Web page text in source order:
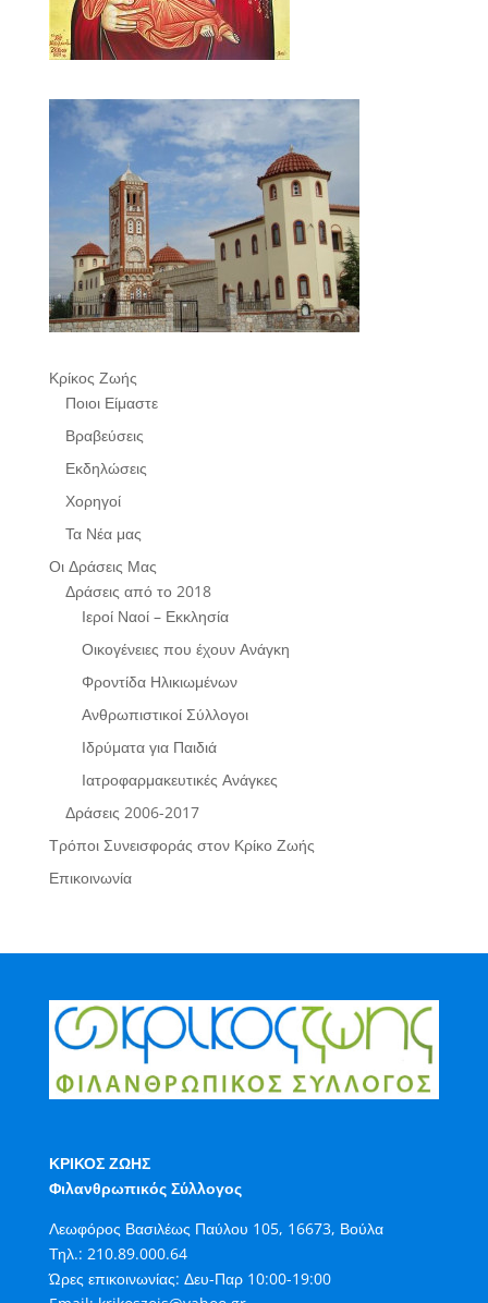
Κρίκος Ζωής
Ποιοι Είμαστε
Βραβεύσεις
Εκδηλώσεις
Χορηγοί
Τα Νέα μας
Οι Δράσεις Μας
Δράσεις από το 2018
Ιεροί Ναοί – Εκκλησία
Οικογένειες που έχουν Ανάγκη
Φροντίδα Ηλικιωμένων
Ανθρωπιστικοί Σύλλογοι
Ιδρύματα για Παιδιά
Ιατροφαρμακευτικές Ανάγκες
Δράσεις 2006-2017
Τρόποι Συνεισφοράς στον Κρίκο Ζωής
Επικοινωνία
ΚΡΙΚΟΣ ΖΩΗΣ
Φιλανθρωπικός Σύλλογος
Λεωφόρος Βασιλέως Παύλου 105, 16673, Βούλα
Τηλ.: 210.89.000.64
Ώρες επικοινωνίας: Δευ-Παρ 10:00-19:00